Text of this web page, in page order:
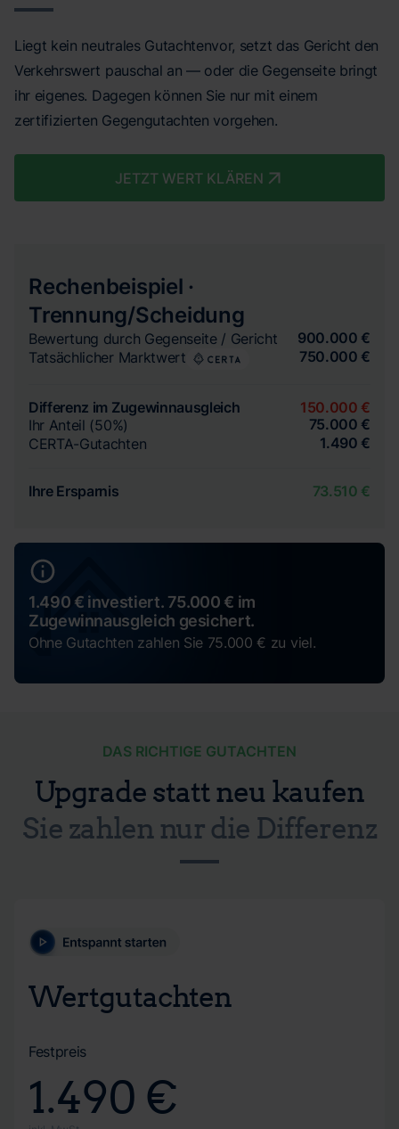
Liegt kein neutrales Gutachtenvor, setzt das Gericht den
Verkehrswert pauschal an — oder die Gegenseite bringt
ihr eigenes. Dagegen können Sie nur mit einem
zertifizierten Gegengutachten vorgehen.
JETZT WERT KLÄREN
Rechenbeispiel ·
Trennung/Scheidung
Bewertung durch Gegenseite / Gericht
900.000 €
Tatsächlicher Marktwert
750.000 €
Differenz im Zugewinnausgleich
150.000 €
Ihr Anteil (50%)
75.000 €
CERTA-Gutachten
1.490 €
Ihre Ersparnis 73.510 €
1.490 € investiert. 75.000 € im
Zugewinnausgleich gesichert.
Ohne Gutachten zahlen Sie 75.000 € zu viel.
DAS RICHTIGE GUTACHTEN
Upgrade statt neu kaufen
Sie zahlen nur die Differenz
Wertgutachten
Festpreis
1.490 €